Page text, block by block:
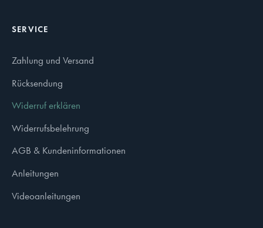
SERVICE
Zahlung und Versand
Rücksendung
Widerruf erklären
Widerrufsbelehrung
AGB & Kundeninformationen
Anleitungen
Videoanleitungen